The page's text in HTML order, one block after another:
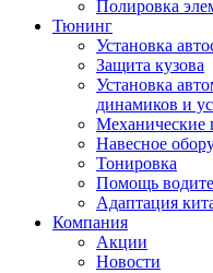
Полировка
Тюнинг
Установка
Защита кузова
Установка
динамиков и
Механические
Навесное
Тонировка
Помощь
Адаптация
Компания
Акции
Новости